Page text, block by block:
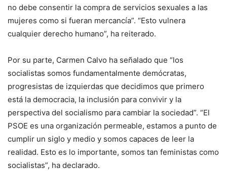
no debe consentir la compra de servicios sexuales a las
mujeres como si fueran mercancía”. “Esto vulnera
cualquier derecho humano”, ha reiterado.
Por su parte, Carmen Calvo ha señalado que “los
socialistas somos fundamentalmente demócratas,
progresistas de izquierdas que decidimos que primero
está la democracia, la inclusión para convivir y la
perspectiva del socialismo para cambiar la sociedad”. “El
PSOE es una organización permeable, estamos a punto de
cumplir un siglo y medio y somos capaces de leer la
realidad. Esto es lo importante, somos tan feministas como
socialistas”, ha declarado.